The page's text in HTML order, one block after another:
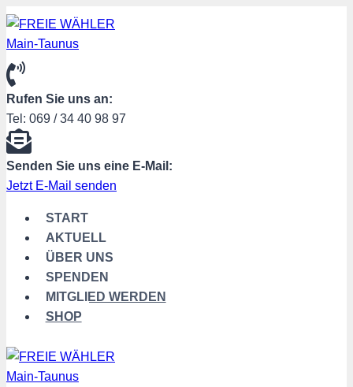
Zum
Rufen Sie uns an:
Tel: 069 / 34 40 98 97
Senden Sie uns eine E-Mail:
Jetzt E-Mail senden
START
AKTUELL
ÜBER UNS
SPENDEN
MITGLIED WERDEN
SHOP